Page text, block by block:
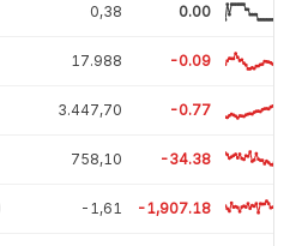
0,38 0.00
17.988 -0.09
3.447,70 -0.77
758,10 -34.38
-1,61 -1,907.18